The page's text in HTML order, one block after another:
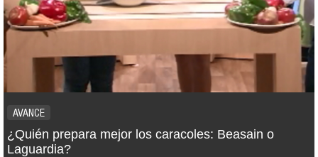
AVANCE
¿Quién prepara mejor los caracoles: Beasain o
Laguardia?